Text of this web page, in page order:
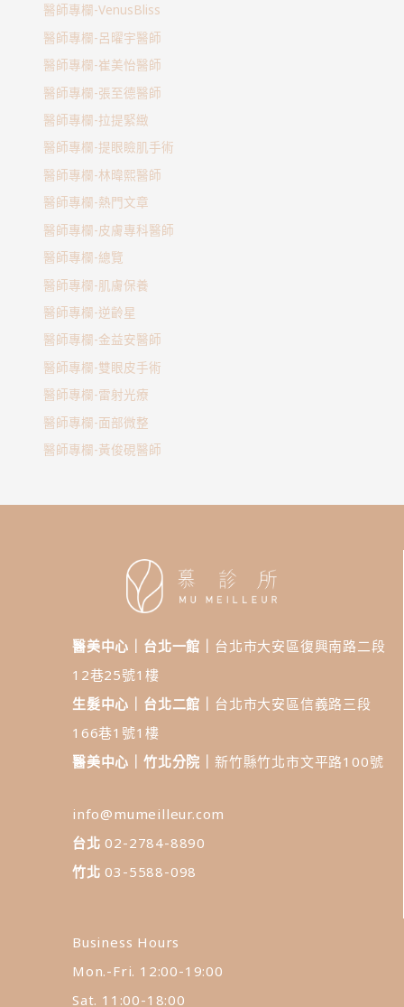
醫師專欄-VenusBliss
醫師專欄-呂曜宇醫師
醫師專欄-崔美怡醫師
醫師專欄-張至德醫師
醫師專欄-拉提緊緻
醫師專欄-提眼瞼肌手術
醫師專欄-林暐熙醫師
醫師專欄-熱門文章
醫師專欄-皮膚專科醫師
醫師專欄-總覽
醫師專欄-肌膚保養
醫師專欄-逆齡星
醫師專欄-金益安醫師
醫師專欄-雙眼皮手術
醫師專欄-雷射光療
醫師專欄-面部微整
醫師專欄-黃俊硯醫師
醫美中心｜台北一館｜ 台北市大安區復興南路二段
12巷25號1樓
生髮中心｜台北二館｜ 台北市大安區信義路三段
166巷1號1樓
醫美中心｜竹北分院｜ 新竹縣竹北市文平路100號
info@mumeilleur.com
台北 02-2784-8890
竹北03-5588-098
Business Hours
Mon.-Fri. 12:00-19:00
Sat. 11:00-18:00